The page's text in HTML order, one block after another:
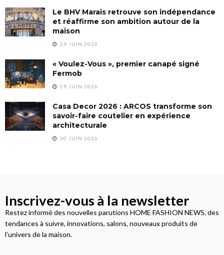
Le BHV Marais retrouve son indépendance
et réaffirme son ambition autour de la
maison
29 JUIN 2026
« Voulez-Vous », premier canapé signé
Fermob
29 JUIN 2026
Casa Decor 2026 : ARCOS transforme son
savoir-faire coutelier en expérience
architecturale
30 JUIN 2026
Inscrivez-vous à la newsletter
Restez informé des nouvelles parutions HOME FASHION NEWS, des
tendances à suivre, innovations, salons, nouveaux produits de
l’univers de la maison.